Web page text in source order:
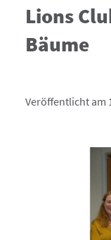
Lions
Bäume
Veröffentlicht am